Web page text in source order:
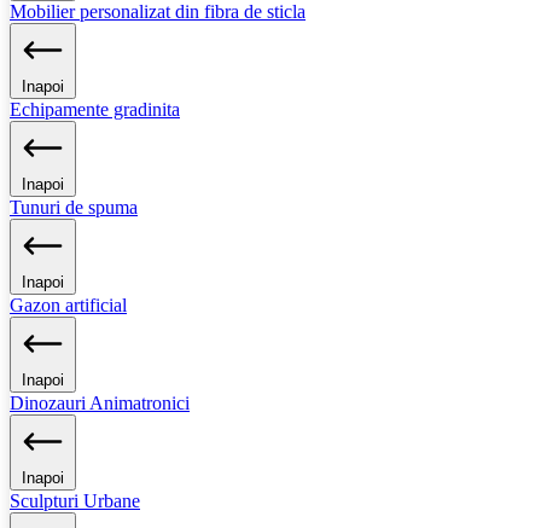
Mobilier personalizat din fibra de sticla
Inapoi
Echipamente gradinita
Inapoi
Tunuri de spuma
Inapoi
Gazon artificial
Inapoi
Dinozauri Animatronici
Inapoi
Sculpturi Urbane